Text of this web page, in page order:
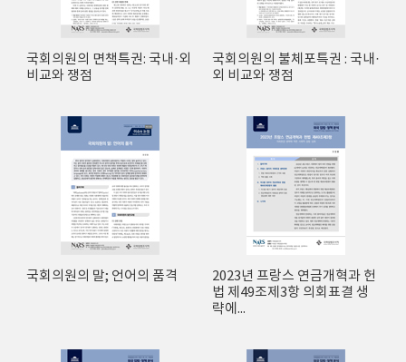
국회의원의 면책특권: 국내·외
비교와 쟁점
국회의원의 불체포특권 : 국내·
외 비교와 쟁점
국회의원의 말; 언어의 품격
2023년 프랑스 연금개혁과 헌
법 제49조제3항 의회표결 생
략에...